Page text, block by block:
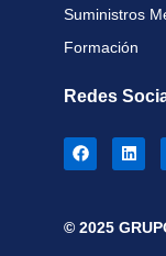
Suministros
Formación
Redes
© 2025